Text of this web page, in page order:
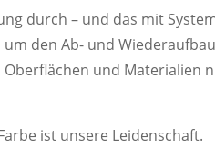
durch – und das mit
den Ab- und
und Materialien
ist unsere Leidenschaft.